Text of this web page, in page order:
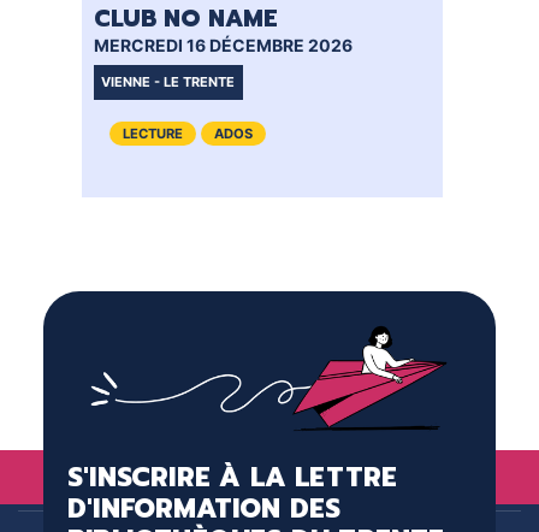
CLUB NO NAME
MERCREDI 16 DÉCEMBRE 2026
VIENNE - LE TRENTE
LECTURE ADOS
S'INSCRIRE À LA LETTRE
D'INFORMATION DES